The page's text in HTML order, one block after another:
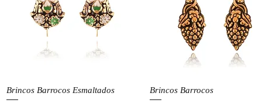
Visualização rápida
Brincos Barrocos Esmaltados Visualização rápida
Brincos Barrocos